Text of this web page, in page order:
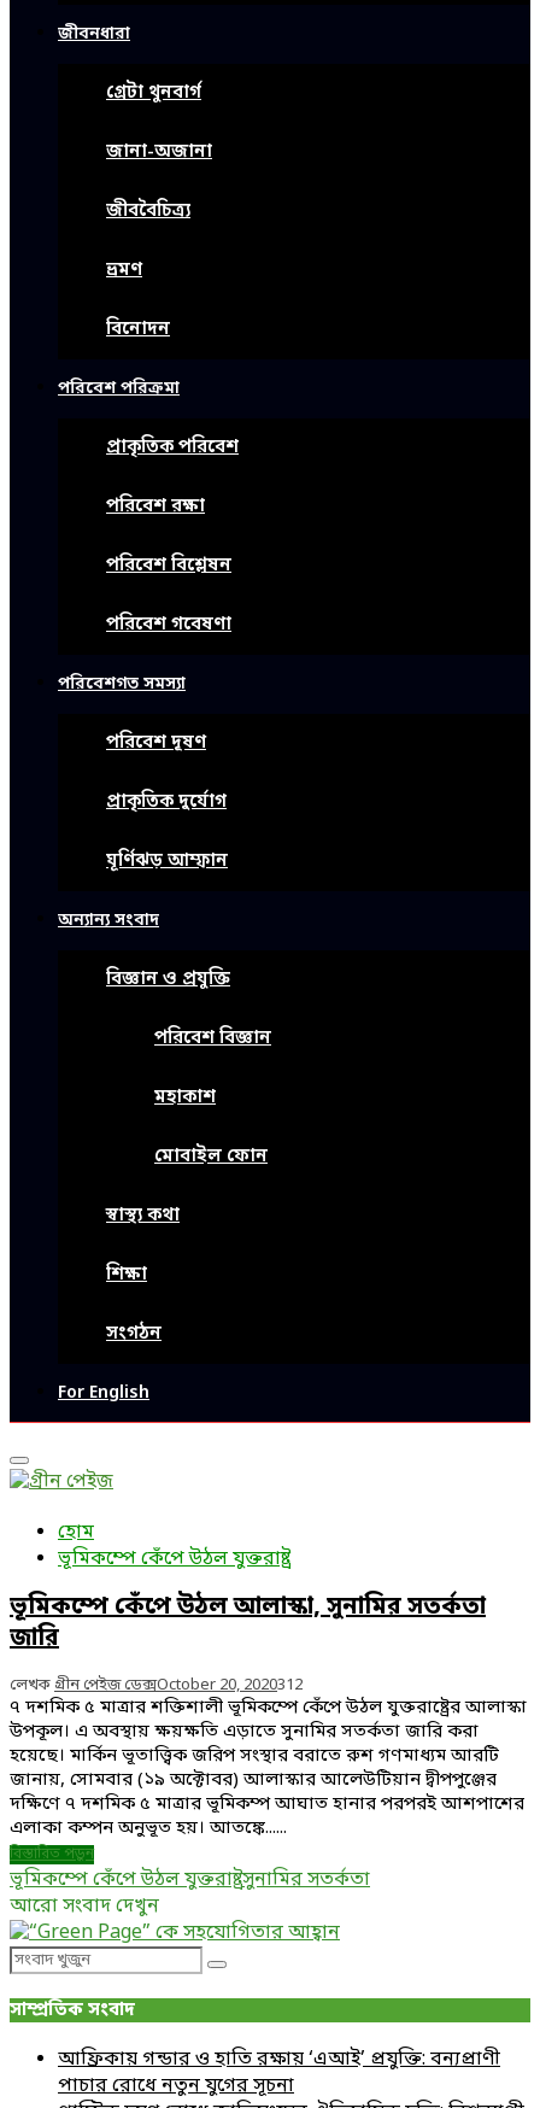
জীবনধারা
গ্রেটা থুনবার্গ
জানা-অজানা
জীববৈচিত্র্য
ভ্রমণ
বিনোদন
পরিবেশ পরিক্রমা
প্রাকৃতিক পরিবেশ
পরিবেশ রক্ষা
পরিবেশ বিশ্লেষন
পরিবেশ গবেষণা
পরিবেশগত সমস্যা
পরিবেশ দূষণ
প্রাকৃতিক দুর্যোগ
ঘূর্ণিঝড় আম্ফান
অন্যান্য সংবাদ
বিজ্ঞান ও প্রযুক্তি
পরিবেশ বিজ্ঞান
মহাকাশ
মোবাইল ফোন
স্বাস্থ্য কথা
শিক্ষা
সংগঠন
For English
Primary
Menu
হোম
ভূমিকম্পে কেঁপে উঠল যুক্তরাষ্ট্র
ভূমিকম্পে কেঁপে উঠল আলাস্কা, সুনামির সতর্কতা
জারি
লেখক গ্রীন পেইজ ডেক্সOctober 20, 2020312
৭ দশমিক ৫ মাত্রার শক্তিশালী ভূমিকম্পে কেঁপে উঠল যুক্তরাষ্ট্রের আলাস্কা
উপকূল। এ অবস্থায় ক্ষয়ক্ষতি এড়াতে সুনামির সতর্কতা জারি করা
হয়েছে। মার্কিন ভূতাত্ত্বিক জরিপ সংস্থার বরাতে রুশ গণমাধ্যম আরটি
জানায়, সোমবার (১৯ অক্টোবর) আলাস্কার আলেউটিয়ান দ্বীপপুঞ্জের
দক্ষিণে ৭ দশমিক ৫ মাত্রার ভূমিকম্প আঘাত হানার পরপরই আশপাশের
এলাকা কম্পন অনুভূত হয়। আতঙ্কে......
বিস্তারিত পড়ুন
ভূমিকম্পে কেঁপে উঠল যুক্তরাষ্ট্রসুনামির সতর্কতা
আরো সংবাদ দেখুন
Search
Search
সাম্প্রতিক সংবাদ
আফ্রিকায় গন্ডার ও হাতি রক্ষায় ‘এআই’ প্রযুক্তি: বন্যপ্রাণী
পাচার রোধে নতুন যুগের সূচনা